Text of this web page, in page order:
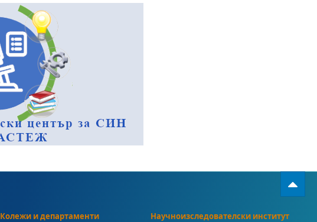
Колежи и департаменти Научноизследователски институт